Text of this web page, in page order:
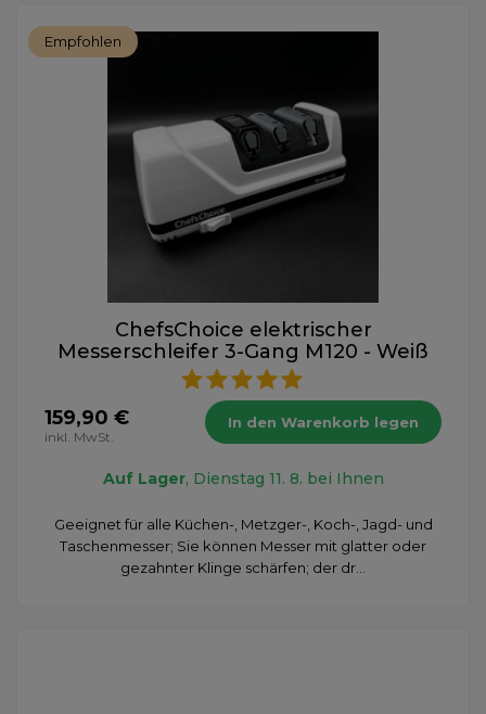
Empfohlen
ChefsChoice elektrischer
Messerschleifer 3-Gang M120 - Weiß
159,90 €
inkl. MwSt.
In den Warenkorb legen
Auf Lager, Dienstag 11. 8. bei Ihnen
Geeignet für alle Küchen-, Metzger-, Koch-, Jagd- und
Taschenmesser; Sie können Messer mit glatter oder
gezahnter Klinge schärfen; der dr...